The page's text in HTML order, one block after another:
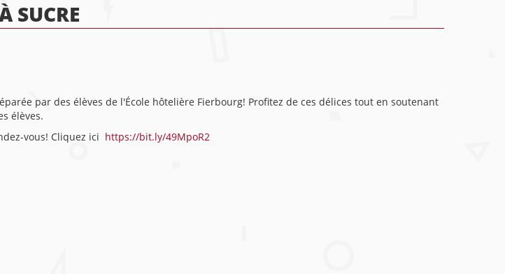
SUCRE
par des élèves de l'École hôtelière Fierbourg! Profitez de ces délices tout en soutenant
élèves.
vous! Cliquez ici https://bit.ly/49MpoR2